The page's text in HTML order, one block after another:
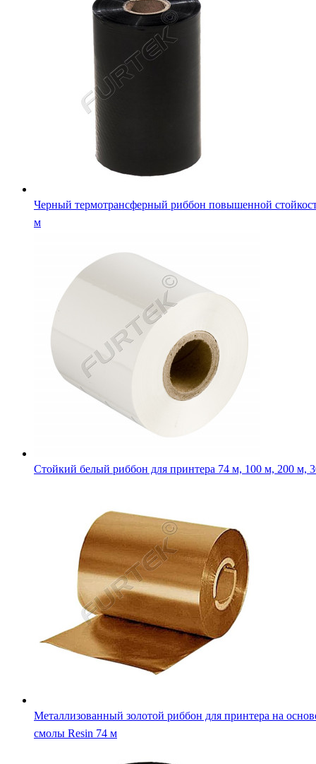
Черный термотрансферный риббон повышенной
м
Стойкий белый риббон для принтера 74 м, 100 м, 200 м,
Металлизованный золотой риббон для принтера на
смолы Resin 74 м